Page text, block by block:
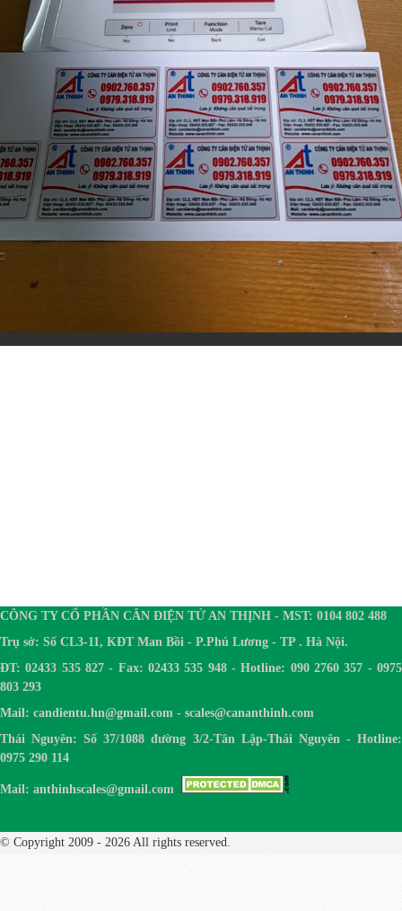
CÔNG TY CỔ PHẦN CÂN ĐIỆN TỬ AN THỊNH - MST: 0104 802 488
Trụ sở: Số CL3-11, KĐT Man Bồi - P.Phú Lương - TP . Hà Nội.
ĐT: 02433 535 827 - Fax: 02433 535 948 - Hotline: 090 2760 357 - 0975
803 293
Mail: candientu.hn@gmail.com - scales@cananthinh.com
Thái Nguyên: Số 37/1088 đường 3/2-Tân Lập-Thái Nguyên - Hotline:
0975 290 114
Mail: anthinhscales@gmail.com
© Copyright 2009 - 2026 All rights reserved.